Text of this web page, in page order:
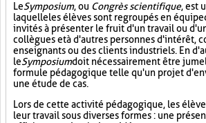
LeSymposium, ou Congrès scientifique, est
laquelle les élèves sont regroupés en équipe
invités à présenter le fruit d'un travail ou
collègues et à d'autres personnes d'intérêt,
enseignants ou des clients industriels. En
leSymposiumdoit nécessairement être
formule pédagogique telle qu'un projet
une étude de cas.
Lors de cette activité pédagogique, les
leur travail sous diverses formes : une